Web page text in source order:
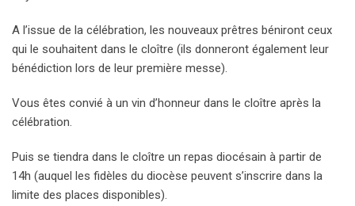
A l’issue de la célébration, les nouveaux prêtres béniront ceux
qui le souhaitent dans le cloître (ils donneront également leur
bénédiction lors de leur première messe).
Vous êtes convié à un vin d’honneur dans le cloître après la
célébration.
Puis se tiendra dans le cloître un repas diocésain à partir de
14h (auquel les fidèles du diocèse peuvent s’inscrire dans la
limite des places disponibles).